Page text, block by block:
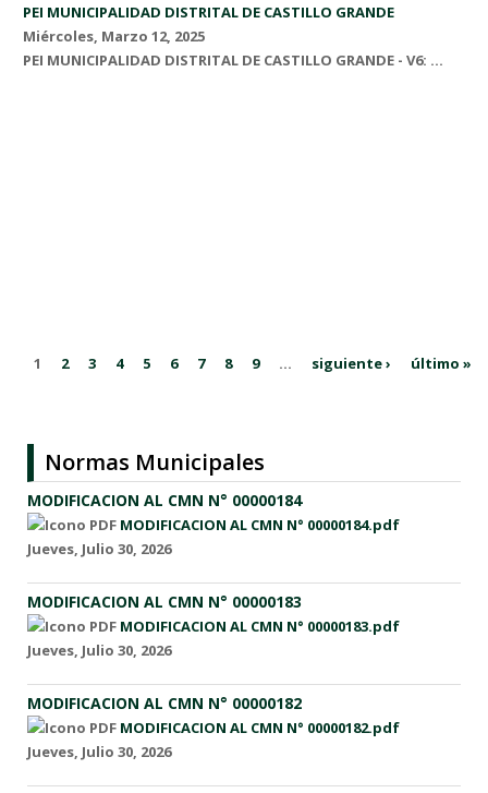
PEI MUNICIPALIDAD DISTRITAL DE CASTILLO GRANDE
Miércoles, Marzo 12, 2025
PEI MUNICIPALIDAD DISTRITAL DE CASTILLO GRANDE - V6: ...
1 2 3 4 5 6 7 8 9 … siguiente › último »
Normas Municipales
MODIFICACION AL CMN N° 00000184
MODIFICACION AL CMN N° 00000184.pdf
Jueves, Julio 30, 2026
MODIFICACION AL CMN N° 00000183
MODIFICACION AL CMN N° 00000183.pdf
Jueves, Julio 30, 2026
MODIFICACION AL CMN N° 00000182
MODIFICACION AL CMN N° 00000182.pdf
Jueves, Julio 30, 2026